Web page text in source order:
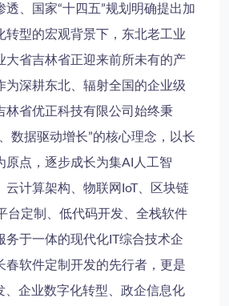
、国家“十四五”规划明确提出加
转型的宏观背景下，东北老工业
大省吉林省正迎来前所未有的产
为深耕东北、辐射全国的企业级
林省优正科技有限公司 始终秉
数据驱动增长”的核心理念，以长
原点，逐步成长为集AI人工智
云计算架构、物联网IoT、区块链
台定制、低代码开发、全栈软件
务于一体的现代化IT综合技术企
春软件定制开发的先行者，更是
、企业数字化转型、政企信息化